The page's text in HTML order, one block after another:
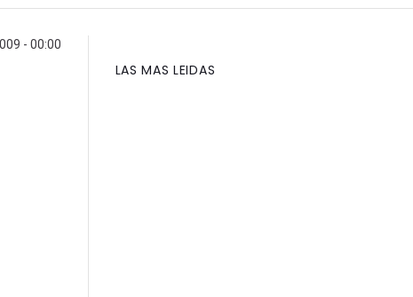
- 00:00
LAS MAS LEIDAS